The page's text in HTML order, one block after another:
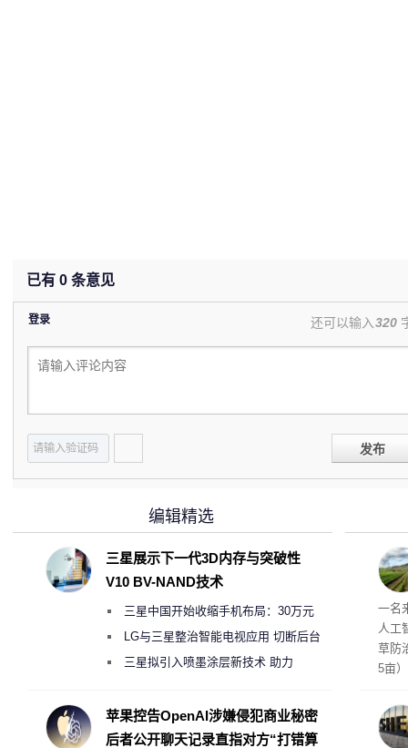
已有 0 条意见
登录 还可以输入320
发布
麻
一名
人工
草防
5亩
编辑精选
三星展示下一代3D内存与突破性
V10 BV-NAND技术
三星中国开始收缩手机布局：30万元
月销售额不达标门店 将被逐步清退
LG与三星整治智能电视应用 切断后台
偷偷共享带宽的违规行为
三星拟引入喷墨涂层新技术 助力
度
苹果控告OpenAI涉嫌侵犯商业秘密
后者公开聊天记录直指对方“打错算